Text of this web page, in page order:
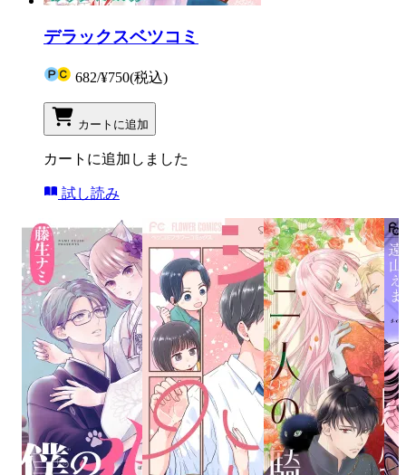
デラックスベツコミ
682/¥750(税込)
カートに追加
カートに追加しました
試し読み